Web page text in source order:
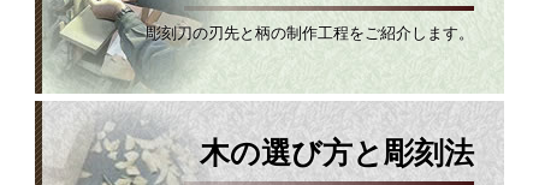
彫刻刀の刃先と柄の制作工程をご紹介します。
木の選び方と彫刻法